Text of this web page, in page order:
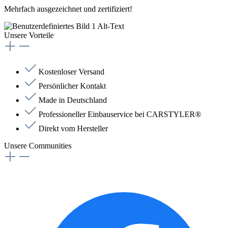
Mehrfach ausgezeichnet und zertifiziert!
Unsere Vorteile
Kostenloser Versand
Persönlicher Kontakt
Made in Deutschland
Professioneller Einbauservice bei CARSTYLER®
Direkt vom Hersteller
Unsere Communities